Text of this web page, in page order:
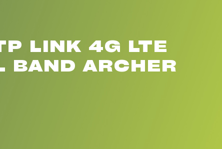
LINK 4G LTE
BAND ARCHER